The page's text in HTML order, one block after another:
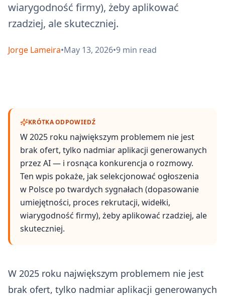
wiarygodność firmy), żeby aplikować
rzadziej, ale skuteczniej.
Jorge Lameira•May 13, 2026•9 min read
KRÓTKA ODPOWIEDŹ
W 2025 roku największym problemem nie jest
brak ofert, tylko nadmiar aplikacji generowanych
przez AI — i rosnąca konkurencja o rozmowy.
Ten wpis pokaże, jak selekcjonować ogłoszenia
w Polsce po twardych sygnałach (dopasowanie
umiejętności, proces rekrutacji, widełki,
wiarygodność firmy), żeby aplikować rzadziej, ale
skuteczniej.
W 2025 roku największym problemem nie jest
brak ofert, tylko nadmiar aplikacji generowanych